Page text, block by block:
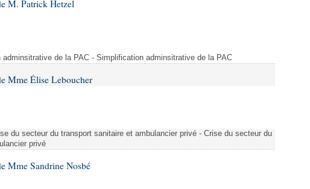
M. Patrick Hetzel
de la PAC - Simplification adminsitrative de la PAC
Mme Élise Leboucher
du secteur du transport sanitaire et ambulancier privé - Crise du secteur du
privé
Mme Sandrine Nosbé